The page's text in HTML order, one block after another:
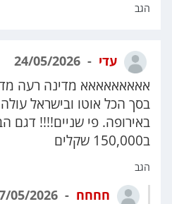
הגב
עדי
אאאאאאאאא מדינה רעה
בסך הכל אוטו ובישראל
באירופה. פי שניים!!!! דגם
ב150,000 שקלים
הגב
חחחח